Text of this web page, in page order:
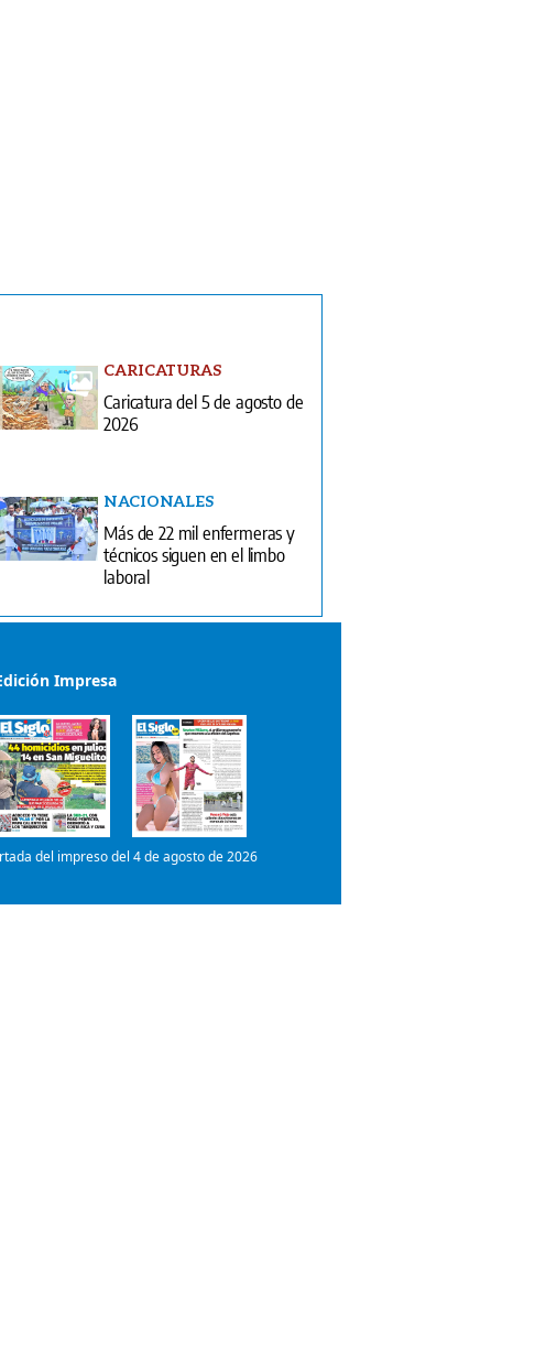
CARICATURAS
Caricatura del 5 de agosto de
2026
NACIONALES
Más de 22 mil enfermeras y
técnicos siguen en el limbo
laboral
Impresa
del impreso del 4 de agosto de 2026